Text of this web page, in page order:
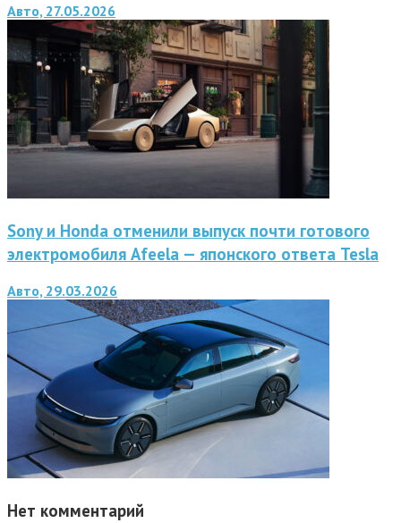
Авто, 27.05.2026
Sony и Honda отменили выпуск почти готового
электромобиля Afeela — японского ответа Tesla
Авто, 29.03.2026
Нет комментарий